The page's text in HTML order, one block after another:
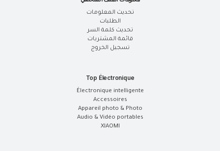
تحديث المعلومات
الطلبات
تحديث كلمة السر
قائمة المشتريات
تسجيل الخروج
Top Électronique
Électronique intelligente
Accessoires
Appareil photo & Photo
Audio & Vidéo portables
XIAOMI